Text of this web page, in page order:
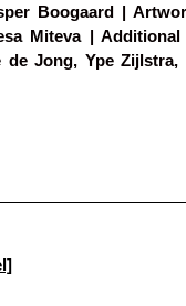
Boogaard |
Miteva |
Jong, Ype Zijlstra,